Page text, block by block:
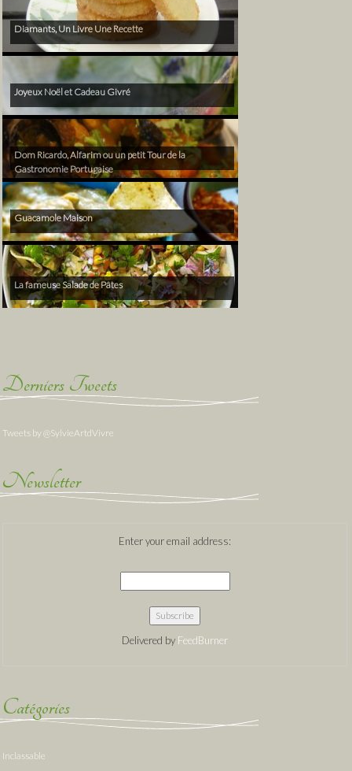
Diamants, Un Livre Une Recette
Joyeux Noël et Cadeau Givré
Dom Ricardo, Alfarim ou un petit Tour de la
Gastronomie Portugaise
Guacamole Maison
La fameuse Salade de Pâtes
Derniers Tweets
Tweets by @SylvieArtdVivre
Newsletter
Enter your email address:
Delivered by FeedBurner
Catégories
Inclassable